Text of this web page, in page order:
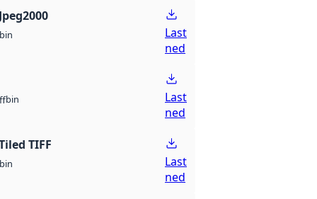
bin
Last
ned
bin
Last
ned
TIFF
bin
Last
ned